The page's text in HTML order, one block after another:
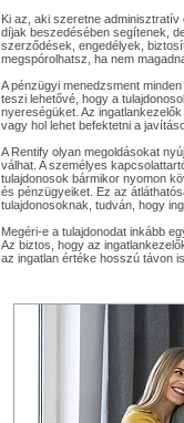
Ki az, aki szeretne adminisztratív
díjak beszedésében segítenek,
szerződések, engedélyek,
megspórolhatsz, ha nem
A pénzügyi menedzsment
teszi lehetővé, hogy a
nyereségüket. Az
vagy hol lehet befektetni a
A Rentify olyan megoldásokat
válhat. A személyes
tulajdonosok bármikor nyomon
és pénzügyeiket. Ez az
tulajdonosoknak, tudván, hogy
Megéri-e a tulajdonodat inkább
Az biztos, hogy az
az ingatlan értéke hosszú távon